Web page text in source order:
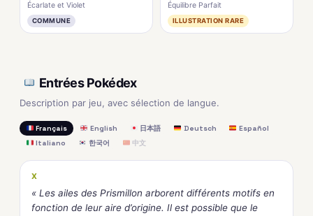
Écarlate et Violet
COMMUNE
Équilibre Parfait
ILLUSTRATION RARE
Entrées Pokédex
Description par jeu, avec sélection de langue.
Français English 日本語 Deutsch
Español
Italiano
한국어 中文
X
« Les ailes des Prismillon arborent différents motifs en
fonction de leur aire d’origine. Il est possible que le